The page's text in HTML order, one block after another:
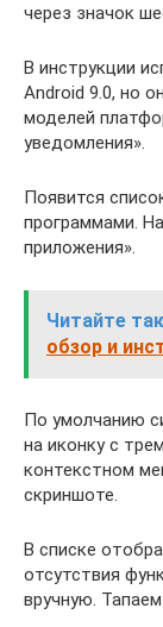
через значок
В инструкции
Android 9.0, но
моделей
уведомления».
Появится
программами.
приложения».
Читайте
обзор и
По умолчанию
на иконку с
контекстном
скриншоте.
В списке
отсутствия
вручную.